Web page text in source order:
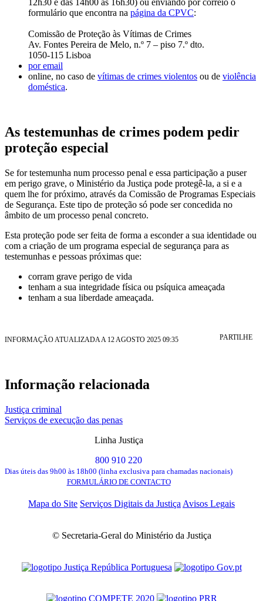
formulário que encontra na página da CPVC:
Comissão de Proteção às Vítimas de Crimes
Av. Fontes Pereira de Melo, n.º 7 – piso 7.º dto.
1050-115 Lisboa
por email
online, no caso de vítimas de crimes violentos ou de violência
doméstica.
As testemunhas de crimes podem pedir
proteção especial
Se for testemunha num processo penal e essa participação a puser
em perigo grave, o Ministério da Justiça pode protegê-la, a si e a
quem lhe for próximo, através da Comissão de Programas Especiais
de Segurança. Este tipo de proteção só pode ser concedida no
âmbito de um processo penal concreto.
Esta proteção pode ser feita de forma a esconder a sua identidade ou
com a criação de um programa especial de segurança para as
testemunhas e pessoas próximas que:
corram grave perigo de vida
tenham a sua integridade física ou psíquica ameaçada
tenham a sua liberdade ameaçada.
INFORMAÇÃO ATUALIZADA A 12 AGOSTO 2025 09:35 PARTILHE
Informação relacionada
Justiça criminal
Serviços de execução das penas
Linha Justiça
800 910 220
Dias úteis das 9h00 às 18h00 (linha exclusiva para chamadas nacionais)
FORMULÁRIO DE CONTACTO
Mapa do Site Serviços Digitais da Justiça Avisos Legais
© Secretaria-Geral do Ministério da Justiça